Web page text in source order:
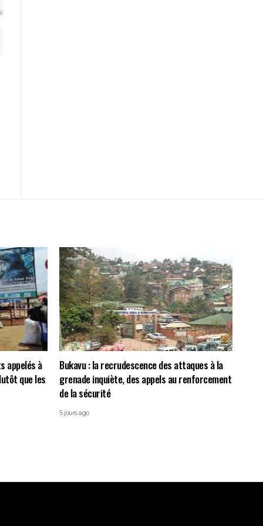
appelés à
que les
Bukavu : la recrudescence des attaques à la
grenade inquiète, des appels au renforcement
de la sécurité
5 jours ago